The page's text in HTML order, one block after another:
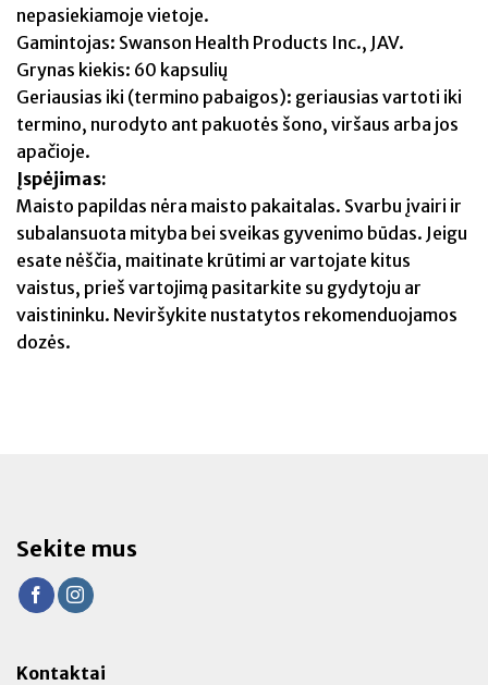
nepasiekiamoje vietoje.
Gamintojas: Swanson Health Products Inc., JAV.
Grynas kiekis: 60 kapsulių
Geriausias iki (termino pabaigos): geriausias vartoti iki
termino, nurodyto ant pakuotės šono, viršaus arba jos
apačioje.
Įspėjimas:
Maisto papildas nėra maisto pakaitalas. Svarbu įvairi ir
subalansuota mityba bei sveikas gyvenimo būdas. Jeigu
esate nėščia, maitinate krūtimi ar vartojate kitus
vaistus, prieš vartojimą pasitarkite su gydytoju ar
vaistininku. Neviršykite nustatytos rekomenduojamos
dozės.
Sekite mus
Kontaktai